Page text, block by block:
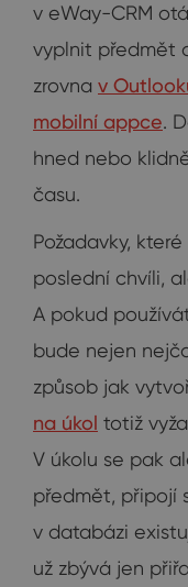
v eWay-CRM
vyplnit předmět
zrovna v
mobilní appce.
hned nebo
času.
Požadavky,
poslední chvíli,
A pokud
bude nejen
způsob jak
na úkol totiž
V úkolu se pak
předmět, připojí
v databázi
už zbývá jen